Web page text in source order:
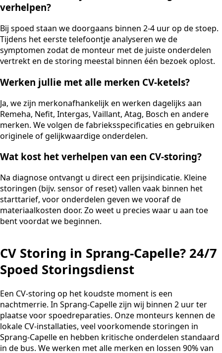
verhelpen?
Bij spoed staan we doorgaans binnen 2-4 uur op de stoep.
Tijdens het eerste telefoontje analyseren we de
symptomen zodat de monteur met de juiste onderdelen
vertrekt en de storing meestal binnen één bezoek oplost.
Werken jullie met alle merken CV-ketels?
Ja, we zijn merkonafhankelijk en werken dagelijks aan
Remeha, Nefit, Intergas, Vaillant, Atag, Bosch en andere
merken. We volgen de fabrieksspecificaties en gebruiken
originele of gelijkwaardige onderdelen.
Wat kost het verhelpen van een CV-storing?
Na diagnose ontvangt u direct een prijsindicatie. Kleine
storingen (bijv. sensor of reset) vallen vaak binnen het
starttarief, voor onderdelen geven we vooraf de
materiaalkosten door. Zo weet u precies waar u aan toe
bent voordat we beginnen.
CV Storing in Sprang-Capelle? 24/7
Spoed Storingsdienst
Een CV-storing op het koudste moment is een
nachtmerrie. In Sprang-Capelle zijn wij binnen 2 uur ter
plaatse voor spoedreparaties. Onze monteurs kennen de
lokale CV-installaties, veel voorkomende storingen in
Sprang-Capelle en hebben kritische onderdelen standaard
in de bus. We werken met alle merken en lossen 90% van